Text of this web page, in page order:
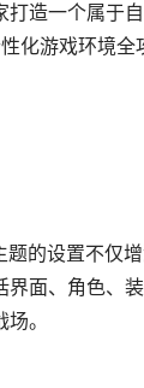
造一个属于
化游戏环境全
的设置不仅
面、角色、
。